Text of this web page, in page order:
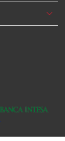
poboljšanja
našu Internet